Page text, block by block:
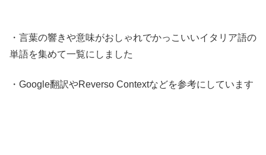
・言葉の響きや意味がおしゃれでかっこいいイタリア語の
単語を集めて一覧にしました
・Google翻訳やReverso Contextなどを参考にしています